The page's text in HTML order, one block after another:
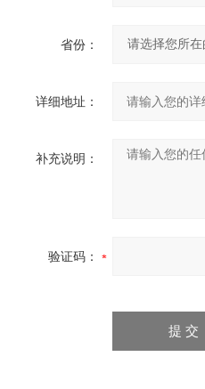
省份：
详细地址：
补充说明：
验证码：